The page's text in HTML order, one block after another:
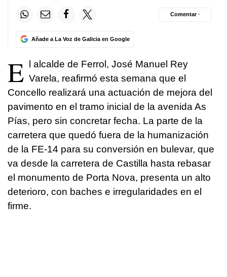
Añade a La Voz de Galicia en Google
Comentar ·
E l alcalde de Ferrol, José Manuel Rey
Varela, reafirmó esta semana que el
Concello realizará una actuación de mejora del
pavimento en el tramo inicial de la avenida As
Pías, pero sin concretar fecha. La parte de la
carretera que quedó fuera de la humanización
de la FE-14 para su conversión en bulevar, que
va desde la carretera de Castilla hasta rebasar
el monumento de Porta Nova, presenta un alto
deterioro, con baches e irregularidades en el
firme.